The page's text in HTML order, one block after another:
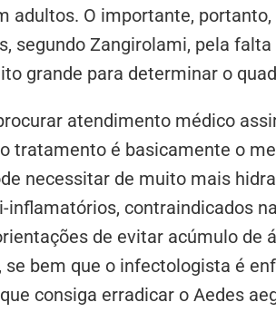
adultos. O importante,
segundo Zangirolami, pela
grande para determinar o
atendimento médico
tratamento é basicamente o
necessitar de muito mais
contraindicados
de evitar acúmulo de
bem que o infectologista é
consiga erradicar o Aedes